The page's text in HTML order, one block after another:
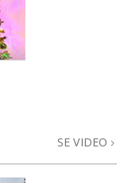
SE VIDEO